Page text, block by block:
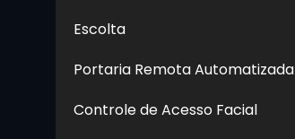
Escolta
Portaria Remota Automatizada
Controle de Acesso Facial
Parque do
respeito,